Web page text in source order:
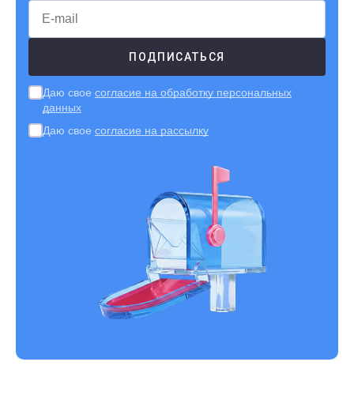
Даю свое согласие на обработку персональных
данных
Даю свое согласие на рассылку